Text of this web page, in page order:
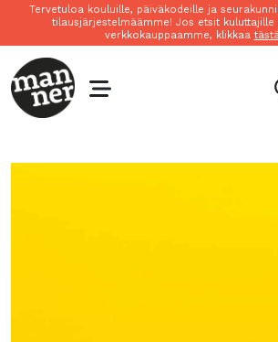
Tervetuloa kouluille, päiväkodeille ja
tilausjärjestelmäämme! Jos etsit kuluttajille
verkkokauppaamme, klikkaa